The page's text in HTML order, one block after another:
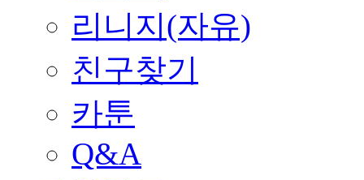
리니지(자유)
친구찾기
카툰
Q&A